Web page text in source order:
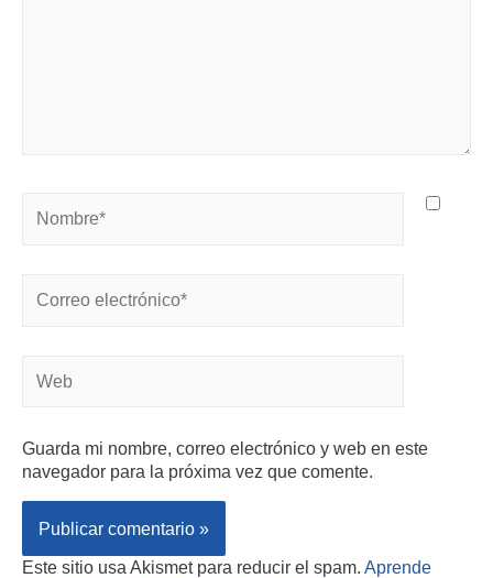
Guarda mi nombre, correo electrónico y web en este
navegador para la próxima vez que comente.
Este sitio usa Akismet para reducir el spam. Aprende